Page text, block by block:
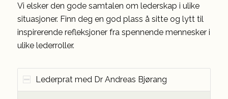
Vi elsker den gode samtalen om lederskap i ulike
situasjoner. Finn deg en god plass å sitte og lytt til
inspirerende refleksjoner fra spennende mennesker i
ulike lederroller.
Lederprat med Dr Andreas Bjørang